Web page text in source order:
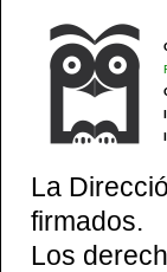
La
firmados.
Los